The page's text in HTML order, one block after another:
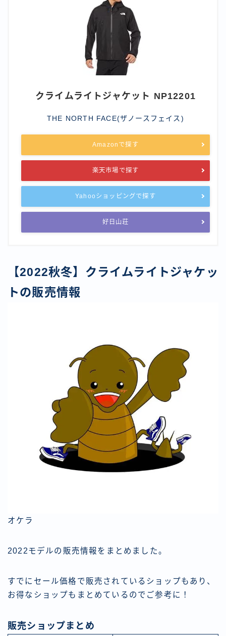
クライムライトジャケット NP12201
THE NORTH FACE(ザノースフェイス)
Amazonで探す
楽天市場で探す
Yahooショッピングで探す
好日山荘
【2022秋冬】クライムライトジャケッ
トの販売情報
オケラ
2022モデルの販売情報をまとめました。
すでにセール価格で販売されているショップもあり、
お得なショップもまとめているのでご参考に！
販売ショップまとめ